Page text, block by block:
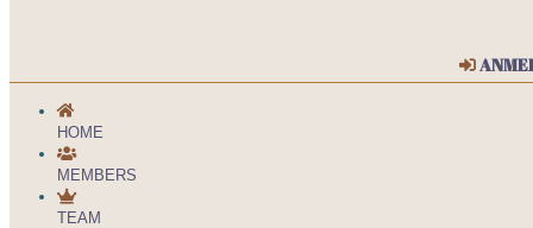
HOME
MEMBERS
TEAM